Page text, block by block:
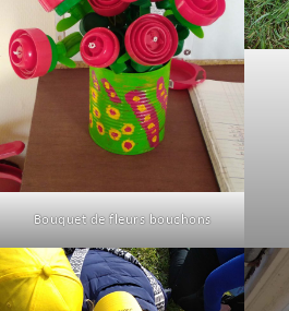
Bouquet de fleurs bouchons